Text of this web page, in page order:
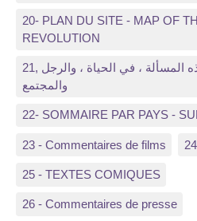
20- PLAN DU SITE - MAP OF
REVOLUTION
21, مواد والثورة : من هذه المسألة ، في الحياة ، والرجل
والمجتمع
22- SOMMAIRE PAR PAYS -
23 - Commentaires de films
25 - TEXTES COMIQUES
26 - Commentaires de presse